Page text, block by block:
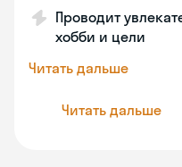
Проводит
хобби и цели
Читать дальше
Читать дальше